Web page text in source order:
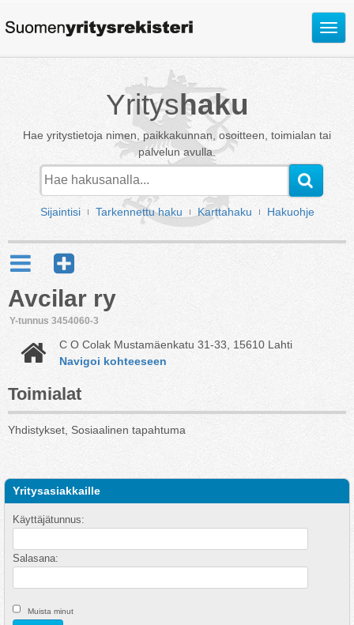
Avaa
Yrityshaku
Hae yritystietoja nimen, paikkakunnan, osoitteen, toimialan tai
palvelun avulla.
Sijaintisi Tarkennettu haku Karttahaku Hakuohje
Avcilar ry
Y-tunnus 3454060-3
C O Colak Mustamäenkatu 31-33, 15610 Lahti
Navigoi kohteeseen
Toimialat
Yhdistykset, Sosiaalinen tapahtuma
Yritysasiakkaille
Käyttäjätunnus:
Salasana:
Muista minut